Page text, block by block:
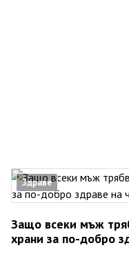
Здраве
Защо всеки мъж
храни за по-добро